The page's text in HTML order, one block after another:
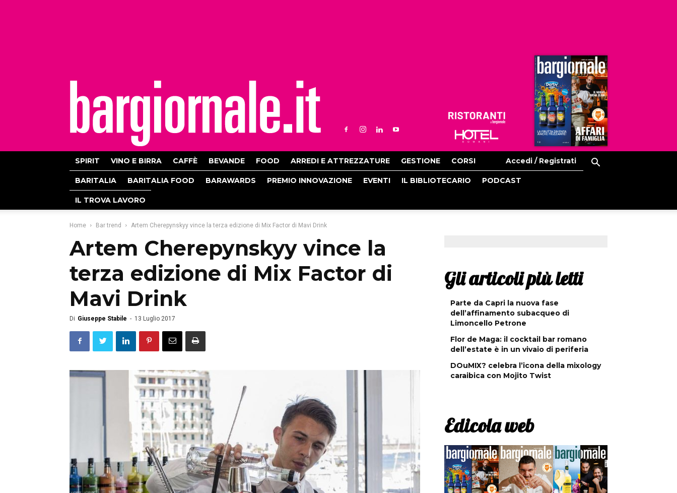
Ristoranti
Hoteldomani
SPIRIT VINO E BIRRA CAFFÈ BEVANDE FOOD ARREDI E ATTREZZATURE GESTIONE CORSI Accedi / Registrati
BARITALIA BARITALIA FOOD BARAWARDS PREMIO INNOVAZIONE EVENTI IL BIBLIOTECARIO PODCAST
IL TROVA LAVORO
Home Bar trend Artem Cherepynskyy vince la terza edizione di Mix Factor di Mavi Drink
Artem Cherepynskyy vince la
terza edizione di Mix Factor di
Mavi Drink
Di Giuseppe Stabile - 13 Luglio 2017
Gli articoli più letti
Parte da Capri la nuova fase
dell’affinamento subacqueo di
Limoncello Petrone
Flor de Maga: il cocktail bar romano
dell’estate è in un vivaio di periferia
DOuMIX? celebra l’icona della mixology
caraibica con Mojito Twist
Edicola web